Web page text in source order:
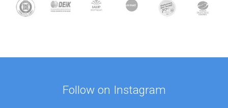
Follow on Instagram